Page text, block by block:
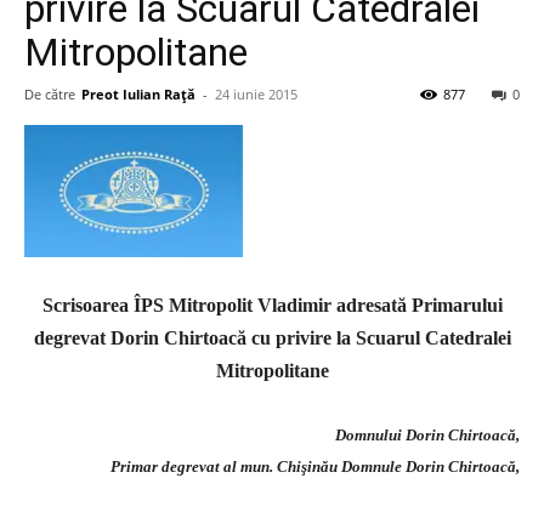
Mitropolitane
De către Preot Iulian Raţă - 24 iunie 2015 0
877
Scrisoarea ÎPS Mitropolit Vladimir adresată Primarului
degrevat Dorin Chirtoacă cu privire la Scuarul Catedralei
Mitropolitane
Domnului Dorin Chirtoacă,
Primar degrevat al mun. Chişinău Domnule Dorin Chirtoacă,